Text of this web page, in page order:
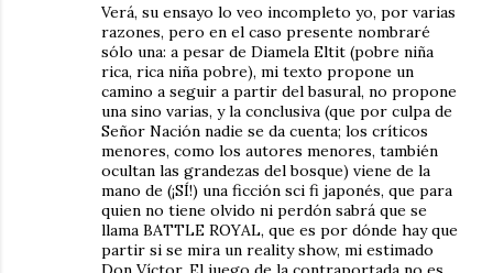
Verá, su ensayo lo veo incompleto yo, por varias
razones, pero en el caso presente nombraré
sólo una: a pesar de Diamela Eltit (pobre niña
rica, rica niña pobre), mi texto propone un
camino a seguir a partir del basural, no propone
una sino varias, y la conclusiva (que por culpa de
Señor Nación nadie se da cuenta; los críticos
menores, como los autores menores, también
ocultan las grandezas del bosque) viene de la
mano de (¡SÍ!) una ficción sci fi japonés, que para
quien no tiene olvido ni perdón sabrá que se
llama BATTLE ROYAL, que es por dónde hay que
partir si se mira un reality show, mi estimado